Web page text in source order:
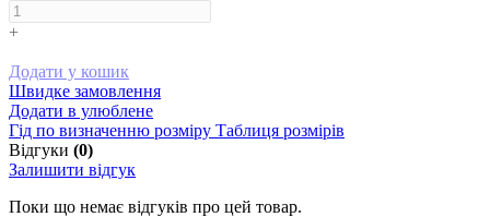
+
Додати у кошик
Швидке замовлення
Додати в улюблене
Гід по визначенню розміру Таблиця розмірів
Відгуки (0)
Залишити відгук
Поки що немає відгуків про цей товар.